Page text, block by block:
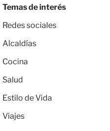
Temas de interés
Redes sociales
Alcaldías
Cocina
Salud
Estilo de Vida
Viajes